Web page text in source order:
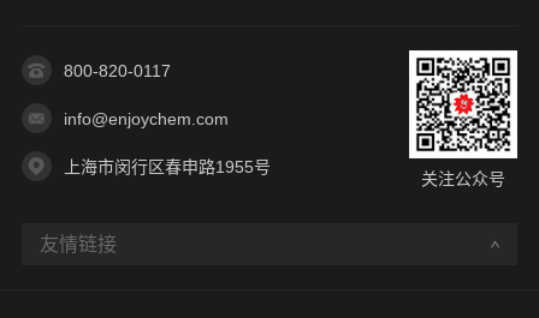
800-820-0117
info@enjoychem.com
上海市闵行区春申路1955号
关注公众号
友情链接